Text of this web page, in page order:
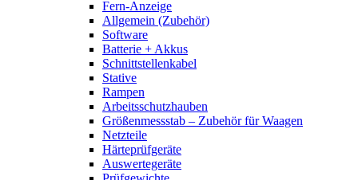
Fern-Anzeige
Allgemein (Zubehör)
Software
Batterie + Akkus
Schnittstellenkabel
Stative
Rampen
Arbeitsschutzhauben
Größenmessstab – Zubehör für Waagen
Netzteile
Härteprüfgeräte
Auswertegeräte